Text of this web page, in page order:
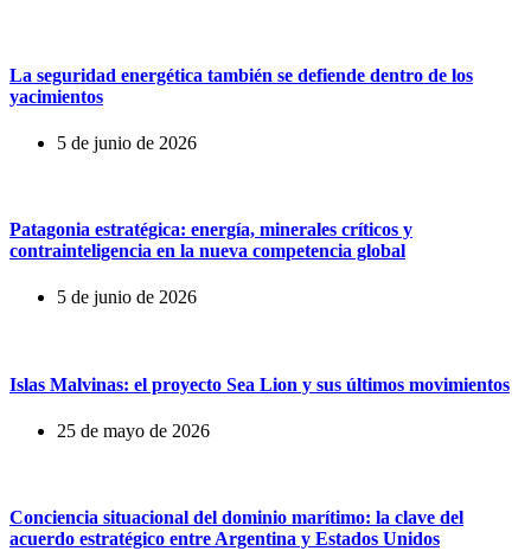
La seguridad energética también se defiende dentro de los
yacimientos
5 de junio de 2026
Patagonia estratégica: energía, minerales críticos y
contrainteligencia en la nueva competencia global
5 de junio de 2026
Islas Malvinas: el proyecto Sea Lion y sus últimos movimientos
25 de mayo de 2026
Conciencia situacional del dominio marítimo: la clave del
acuerdo estratégico entre Argentina y Estados Unidos